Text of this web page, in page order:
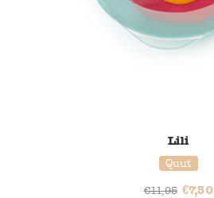
Lili
Quut
€11,95 €7,50